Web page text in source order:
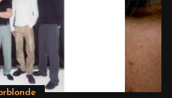
Beauty